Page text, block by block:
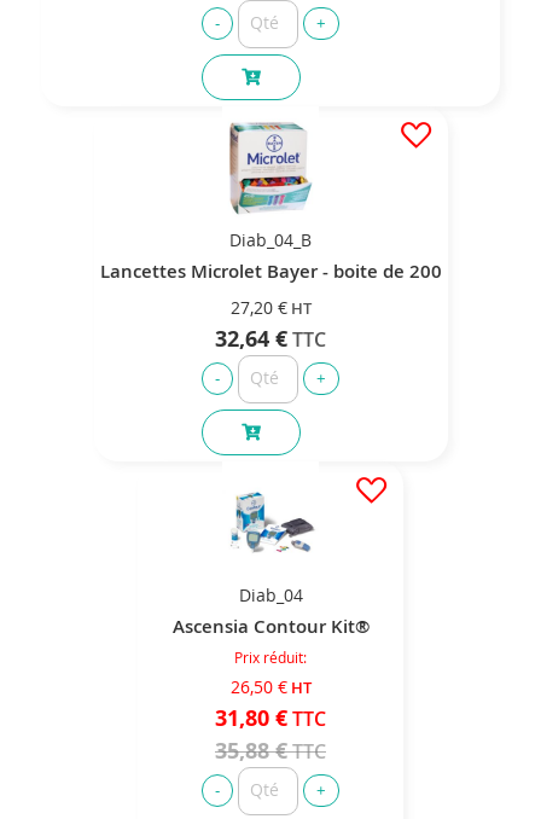
Diab_04_B
Lancettes Microlet Bayer - boite de 200
27,20 €
32,64 €
Diab_04
Ascensia Contour Kit®
Prix réduit
26,50 €
31,80 €
35,88 €